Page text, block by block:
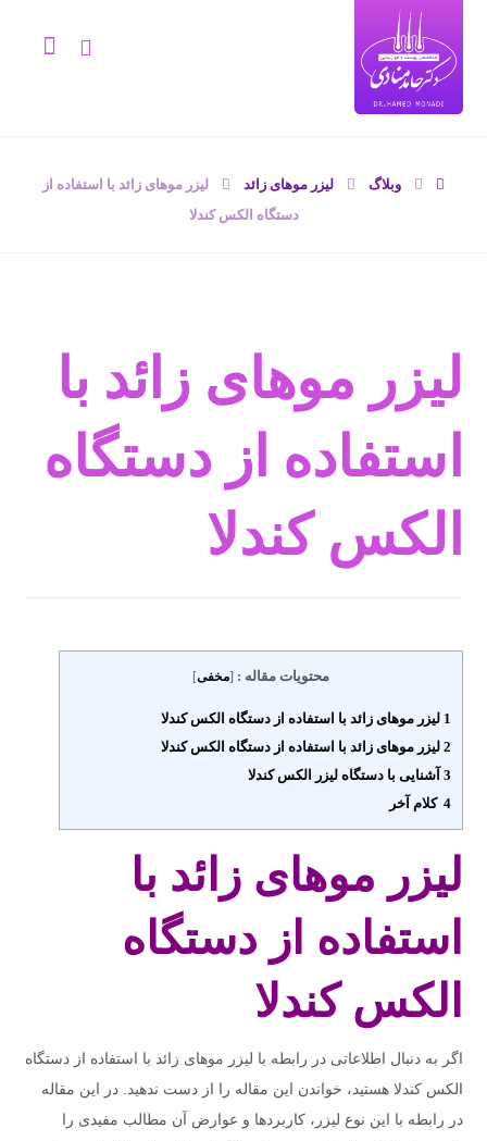
وبلاگ لیزر موهای زائد
لیزر موهای زائد با استفاده از
دستگاه الکس کندلا
لیزر موهای زائد با
استفاده از دستگاه
الکس کندلا
محتویات مقاله : [مخفی]
1 لیزر موهای زائد با استفاده از دستگاه الکس کندلا
2 لیزر موهای زائد با استفاده از دستگاه الکس کندلا
3 آشنایی با دستگاه لیزر الکس کندلا
4 کلام آخر
لیزر موهای زائد با
استفاده از دستگاه
الکس کندلا
اگر به دنبال اطلاعاتی در رابطه با لیزر موهای زائد با استفاده از دستگاه
الکس کندلا هستید، خواندن این مقاله را از دست ندهید. در این مقاله
در رابطه با این نوع لیزر، کاربردها و عوارض آن مطالب مفیدی را